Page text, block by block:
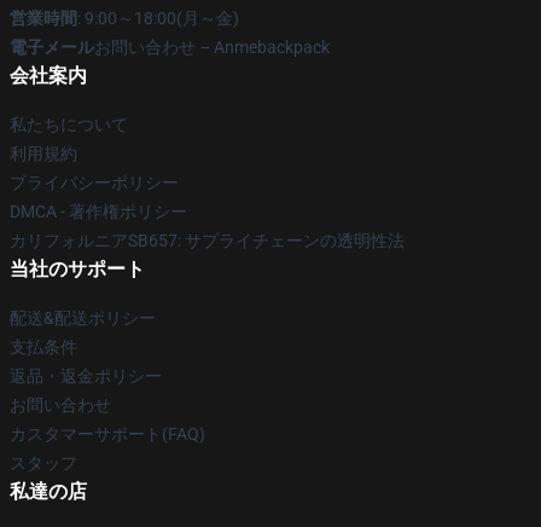
営業時間: 9:00～18:00(月～金)
電子メールお問い合わせ – Anmebackpack
会社案内
私たちについて
利用規約
プライバシーポリシー
DMCA - 著作権ポリシー
カリフォルニアSB657: サプライチェーンの透明性法
当社のサポート
配送&配送ポリシー
支払条件
返品・返金ポリシー
お問い合わせ
カスタマーサポート(FAQ)
スタッフ
私達の店